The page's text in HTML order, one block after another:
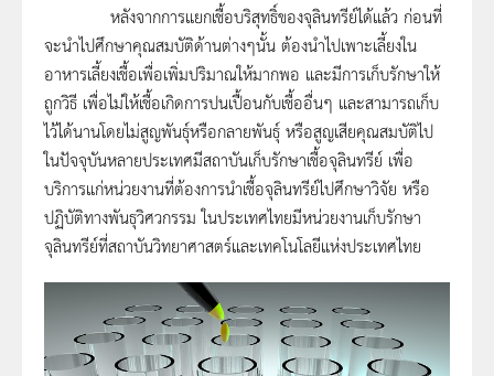
หลังจากการแยกเชื้อบริสุทธิ์ของจุลินทรีย์ได้แล้ว ก่อนที่
จะนำไปศึกษาคุณสมบัติด้านต่างๆนั้น ต้องนำไปเพาะเลี้ยงใน
อาหารเลี้ยงเชื้อเพื่อเพิ่มปริมาณให้มากพอ และมีการเก็บรักษาให้
ถูกวิธี เพื่อไม่ให้เชื้อเกิดการปนเปื้อนกับเชื้ออื่นๆ และสามารถเก็บ
ไว้ได้นานโดยไม่สูญพันธุ์หรือกลายพันธุ์ หรือสูญเสียคุณสมบัติไป
ในปัจจุบันหลายประเทศมีสถาบันเก็บรักษาเชื้อจุลินทรีย์ เพื่อ
บริการแก่หน่วยงานที่ต้องการนำเชื้อจุลินทรีย์ไปศึกษาวิจัย หรือ
ปฏิบัติทางพันธุวิศวกรรม ในประเทศไทยมีหน่วยงานเก็บรักษา
จุลินทรีย์ที่สถาบันวิทยาศาสตร์และเทคโนโลยีแห่งประเทศไทย